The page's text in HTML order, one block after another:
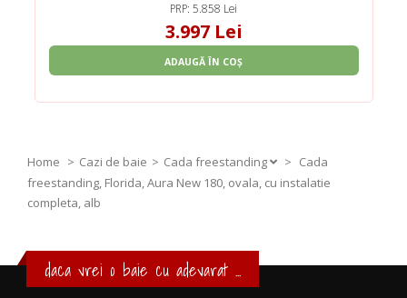
PRP: 5.858 Lei
3.997 Lei
ADAUGĂ ÎN COȘ
Home Cazi de baie Cada freestanding > Cada
freestanding, Florida, Aura New 180, ovala, cu instalatie
completa, alb
daca vrei o baie cu adevarat ...